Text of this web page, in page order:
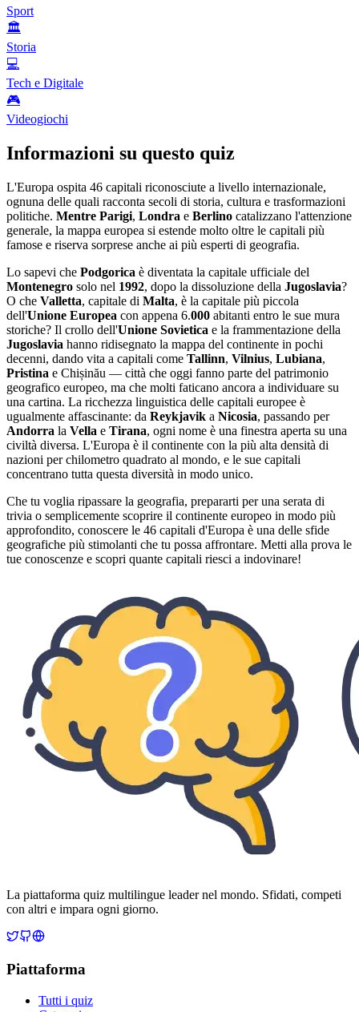
Sport
🏛️
Storia
💻
Tech e Digitale
🎮
Videogiochi
Informazioni su questo quiz
L'Europa ospita 46 capitali riconosciute a livello internazionale,
ognuna delle quali racconta secoli di storia, cultura e trasformazioni
politiche. Mentre Parigi, Londra e Berlino catalizzano l'attenzione
generale, la mappa europea si estende molto oltre le capitali più
famose e riserva sorprese anche ai più esperti di geografia.
Lo sapevi che Podgorica è diventata la capitale ufficiale del
Montenegro solo nel 1992, dopo la dissoluzione della Jugoslavia?
O che Valletta, capitale di Malta, è la capitale più piccola
dell'Unione Europea con appena 6.000 abitanti entro le sue mura
storiche? Il crollo dell'Unione Sovietica e la frammentazione della
Jugoslavia hanno ridisegnato la mappa del continente in pochi
decenni, dando vita a capitali come Tallinn, Vilnius, Lubiana,
Pristina e Chișinău — città che oggi fanno parte del patrimonio
geografico europeo, ma che molti faticano ancora a individuare su
una cartina. La ricchezza linguistica delle capitali europee è
ugualmente affascinante: da Reykjavik a Nicosia, passando per
Andorra la Vella e Tirana, ogni nome è una finestra aperta su una
civiltà diversa. L'Europa è il continente con la più alta densità di
nazioni per chilometro quadrato al mondo, e le sue capitali
concentrano tutta questa diversità in modo unico.
Che tu voglia ripassare la geografia, prepararti per una serata di
trivia o semplicemente scoprire il continente europeo in modo più
approfondito, conoscere le 46 capitali d'Europa è una delle sfide
geografiche più stimolanti che tu possa affrontare. Metti alla prova le
tue conoscenze e scopri quante capitali riesci a indovinare!
La piattaforma quiz multilingue leader nel mondo. Sfidati, competi
con altri e impara ogni giorno.
Piattaforma
Tutti i quiz